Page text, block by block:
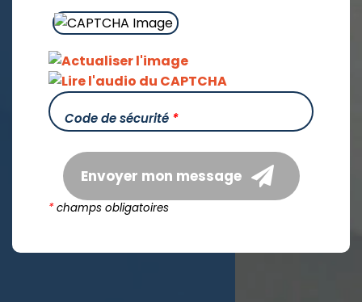
Code de sécurité *
Envoyer mon message
*champs obligatoires